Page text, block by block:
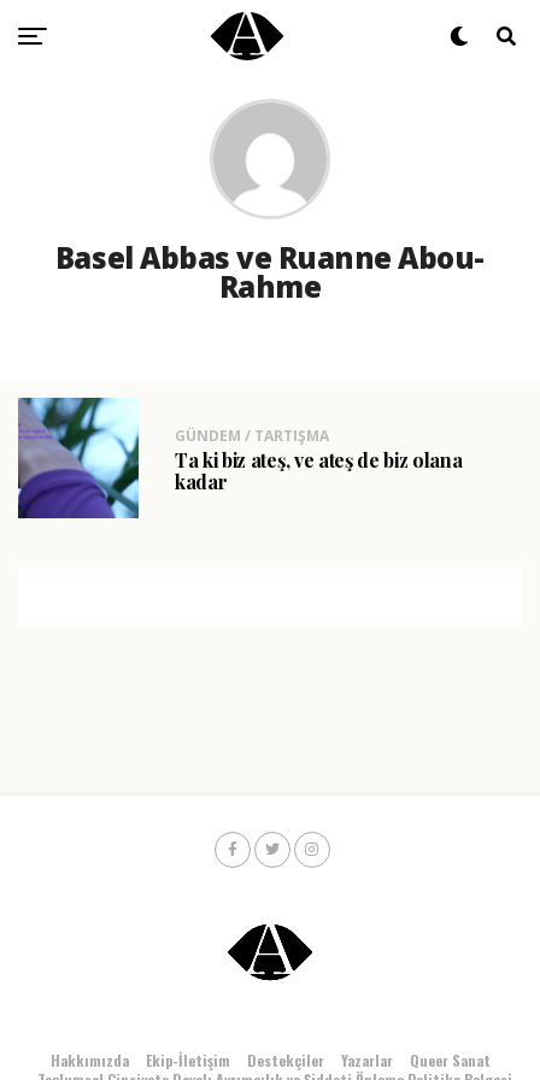
Basel Abbas ve Ruanne Abou-
Rahme
GÜNDEM / TARTIŞMA
Ta ki biz ateş, ve ateş de biz olana
kadar
Hakkımızda Ekip-İletişim Destekçiler Yazarlar
Queer Sanat